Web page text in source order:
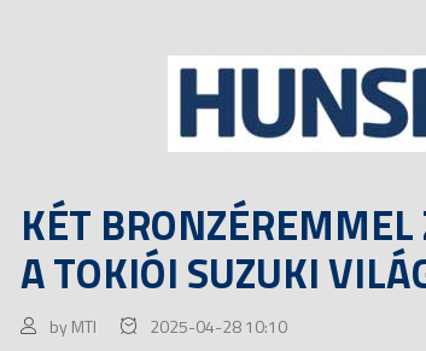
KÉT
A TOKIÓI SUZUKI
by MTI 2025-04-28 10:10